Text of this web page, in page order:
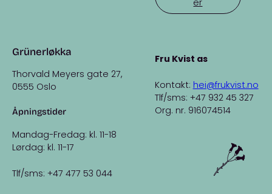
Grünerløkka
Thorvald Meyers gate 27,
0555 Oslo
Åpningstider
Mandag-Fredag: kl. 11-18
Lørdag: kl. 11-17
Tlf/sms: +47 477 53 044
Fru Kvist as
Kontakt: hei@frukvist.no
Tlf/sms: +47 932 45 327
Org. nr. 916074514